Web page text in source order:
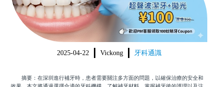
2025-04-22 Vickong 牙科通識
摘要：在深圳進行補牙時，患者需要關注多方面的問題，以確保治療的安全和